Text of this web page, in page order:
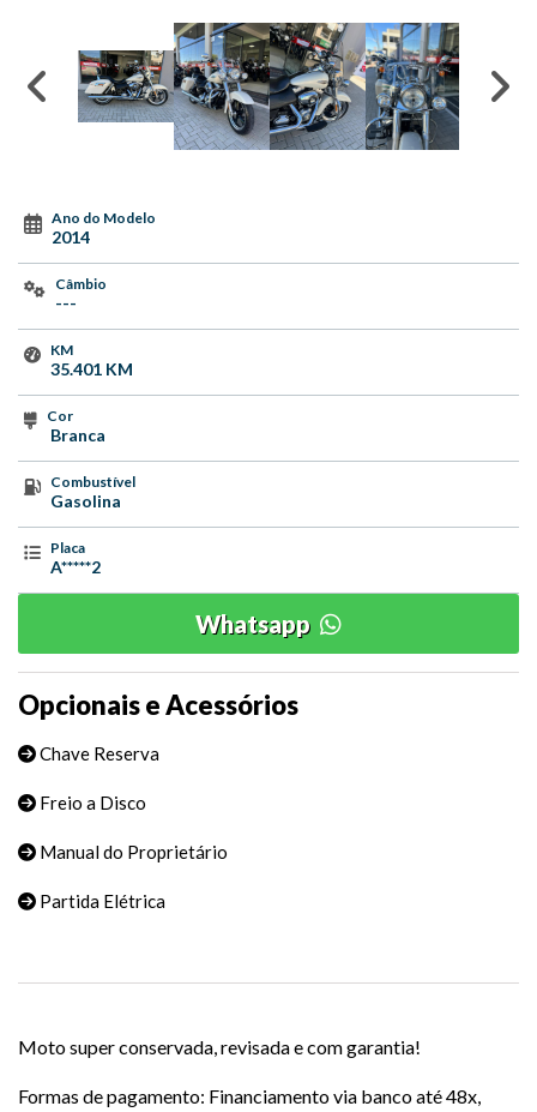
Ano do Modelo
2014
Câmbio
---
KM
35.401 KM
Cor
Branca
Combustível
Gasolina
Placa
A*****2
Whatsapp
Opcionais e Acessórios
Chave Reserva
Freio a Disco
Manual do Proprietário
Partida Elétrica
Moto super conservada, revisada e com garantia!
Formas de pagamento: Financiamento via banco até 48x,